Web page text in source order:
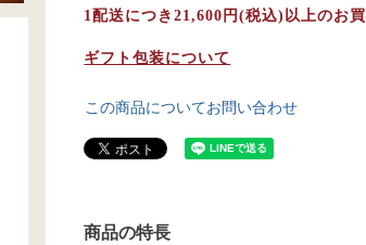
1配送につき21,600円(税込)以上のお
ギフト包装について
この商品についてお問い合わせ
商品の特長